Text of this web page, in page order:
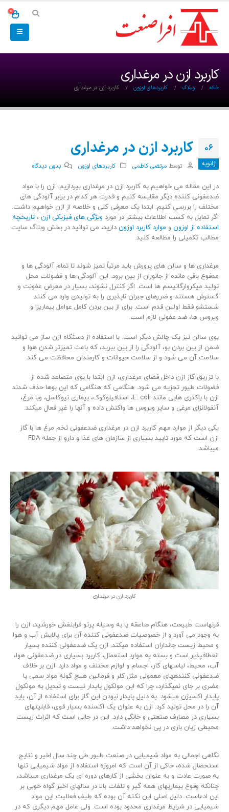
0
کاربرد ازن در مرغداری
خانه وبلاگ کاربردهای اوزون کاربرد ازن در مرغداری
06
ژانویه
کاربرد ازن در مرغداری
توسط مرتضی کاظمی کاربردهای اوزون بدون دیدگاه
در این مقاله می خواهیم به کاربرد ازن در مرغداری بپردازیم. ازن را با مواد
ضدعفونی کننده دیگر مقایسه کنیم و قدرت هر کدام در برابر آلودگی های
مختلف را بررسی کنیم. ابتدا یک معرفی کلی و خلاصه از ازن خواهیم داشت.
اگر تمایل به کسب اطلاعات بیشتر در مورد ویژگی های فیزیکی ازن ، تاریخچه
استفاده از اوزون و موارد کاربرد اوزون دارید، می توانید در بخش وبلاگ سایت
مطالب تکمیلی را مطالعه کنید.
مرغداری ها و سالن های پرورش باید مرتباً تمیز شوند تا تمام آلودگی ها و
مدفوع باقی مانده از جانوران از بین برود. این آلودگی ها و فضولات محل
تولید میکروارگانیسم ها است. اگر کنترل نشوند، بسیار در معرض عفونت و
گسترش هستند و ضررهای جبران ناپذیری را به تولیدی وارد می کنند.
شستشو فقط اولین قدم است. برای از بین بردن کامل عوامل بیماریزا و
ویروس ها، ضد عفونی لازم است.
بوی سالن نیز یک چالش دیگر است. با استفاده از دستگاه ازن ساز می توانید
ضمن از بین بردن بو، آلودگی را از بین ببرید، که باعث تمیزتر شدن هوا و
سلامت آن می شود و از سلامت حیوانات و کارمندان محافظت می کند.
با تزریق گاز ازن داخل فضای مرغداری، ازن ابتدا با بوی متصاعد شده از
فضولات طیور تجزیه می شود. هنگامی که هنگامی که این بوها حذف شدند
ازن با باکتری هایی مانند E. coli، استافیلوکوک، بیماری نیوکاسل، وبا مرغ،
آنفولانزای مرغی و سایر ویروس ها واکنش داده و آنها را غیر فعال میکند.
یکی دیگر از موارد مهم کاربرد ازن در مرغداری ضدعفونی تخم مرغ ها با گاز
ازن است که مورد تایید بسیاری از سازمان های غذا و دارو از جمله FDA
میباشد.
کاربرد ازن در مرغداری
قرنهاست طبیعت، هنگام صاعقه یا به وسیله پرتو فرابنفش خورشید، ازن را
به وجود می آورد و از خصوصیات ضدعفونی کننده آن برای پالایش آب و هوا
و محیط زیست جانداران استفاده میکند. ازن یک ضدعفونی کننده بسیار
انعطافپذیر است و بسته به موارد استعمال، کاربرد بسیاری در ضدعفونی هوا،
آب، محیط، لباسهای کار، اجسام و لوازم مختلف و مواد دارد. ازن بر خلاف
ضدعفونی کنندههای معمولی مثل کلر و فرمالین هیچ گونه مواد سمی یا
مضری بر جای نمیگذارد، چرا که این مولکول پایدار نیست و تبدیل به مولکول
پایدار اکسیژن میشود. به دلیل پایدار نبودن این گاز برای استفاده از آن، باید
آن را در محل تولید کرد. ازن به عنوان یک اکسنده بسیار قوی، قابلیتهای
بسیاری در مصارف صنعتی و خانگی دارد. این در حالی است که اثرات زیست
محیطی زیان باری در پی نخواهد داشت.
نگاهی اجمالی به مواد شیمیایی در صنعت طیور طی چند سال اخیر و نتایج
استحصال شده، حاکی از آن است که امروزه استفاده از مواد شیمیایی تنها
به صورت عادت و به عنوان بخشی از کارهای دوره ای یک مرغداری میباشد،
چنانکه وقوع بیماریهای همه گیر و تلفات بالا در سالهای اخیر گواه خوبی بر
این ادعاست. دلیل اصلی این نکته آن بوده که طیف فعالیت این مواد
شیمیایی در شرایط مرغداری محدود بوده است. ولی عامل مهم دیگری که در